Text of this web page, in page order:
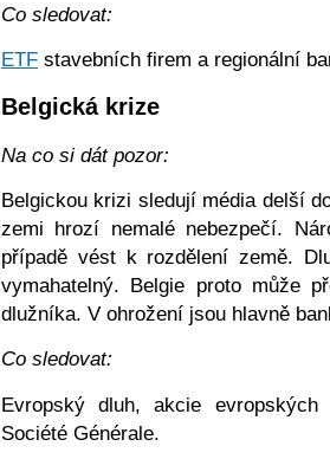
Co sledovat:
ETF stavebních firem a regionální
Belgická krize
Na co si dát pozor:
Belgickou krizi sledují média delší
zemi hrozí nemalé nebezpečí.
případě vést k rozdělení země.
vymahatelný. Belgie proto může
dlužníka. V ohrožení jsou hlavně
Co sledovat:
Evropský dluh, akcie
Société Générale.